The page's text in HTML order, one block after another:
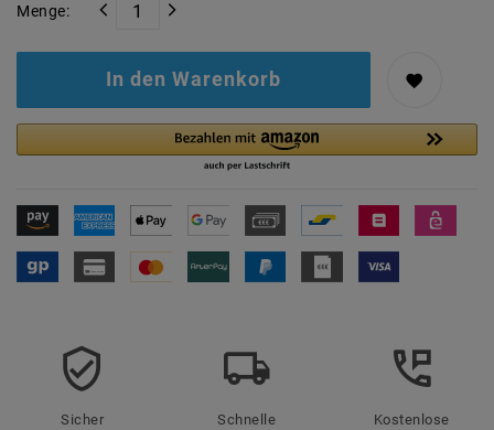
Menge:
In den Warenkorb
Sicher
Schnelle
Kostenlose